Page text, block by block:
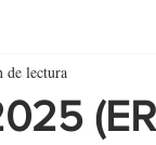
de lectura